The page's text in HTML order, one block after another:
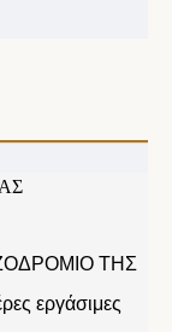
ΤΗΣ
εργάσιμες